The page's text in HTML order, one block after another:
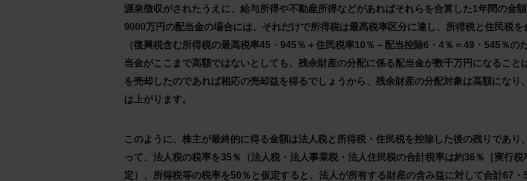
源泉徴収がされたうえに、給与所得や不動産所得などがあればそれらを合算した1年間の金
9000万円の配当金の場合には、それだけで所得税は最高税率区分に達し、所得税と住民税
（復興税含む所得税の最高税率45・945％＋住民税率10％－配当控除6・4％＝49・545％の
当金がここまで高額ではないとしても、残余財産の分配に係る配当金が数千万円になること
を売却したのであれば相応の売却益を得るでしょうから、残余財産の分配対象は高額になり
は上がります。
このように、株主が最終的に得る金額は法人税と所得税・住民税を控除した後の残りであり
って、法人税の税率を35％（法人税・法人事業税・法人住民税の合計税率は約36％［実行
定）、所得税等の税率を50％と仮定すると、法人が所有する財産の含み益に対して合計67